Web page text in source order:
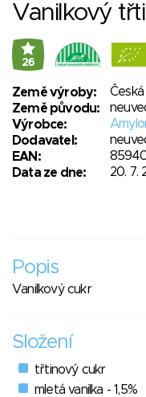
Vanilkový
26
Země výroby:
Země původu:
Výrobce:
Dodavatel:
EAN:
Data ze dne:
20. 7.
Popis
Vanilkový cukr
Složení
třtinový cukr
mletá vanilka - 1,5%